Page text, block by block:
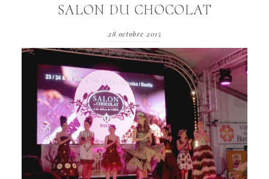
SALON DU CHOCOLAT
28 octobre 2015